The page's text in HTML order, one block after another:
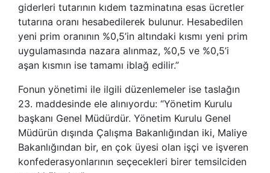
giderleri tutarının kıdem tazminatına esas ücretler
tutarına oranı hesabedilerek bulunur. Hesabedilen
yeni prim oranının %0,5’in altındaki kısmı yeni prim
uygulamasında nazara alınmaz, %0,5 ve %0,5’i
aşan kısmın ise tamamı iblağ edilir.”
Fonun yönetimi ile ilgili düzenlemeler ise taslağın
23. maddesinde ele alınıyordu: “Yönetim Kurulu
başkanı Genel Müdürdür. Yönetim Kurulu Genel
Müdürün dışında Çalışma Bakanlığından iki, Maliye
Bakanlığından bir, en çok üyesi olan işçi ve işveren
konfederasyonlarının seçecekleri birer temsilciden